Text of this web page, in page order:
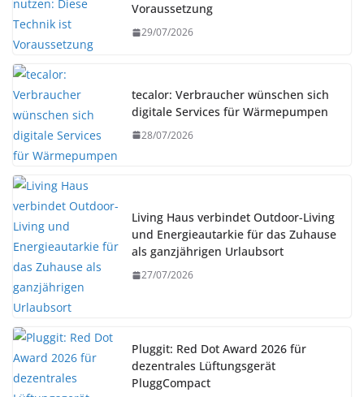
Voraussetzung
29/07/2026
tecalor: Verbraucher wünschen sich
digitale Services für Wärmepumpen
28/07/2026
Living Haus verbindet Outdoor-Living
und Energieautarkie für das Zuhause
als ganzjährigen Urlaubsort
27/07/2026
Pluggit: Red Dot Award 2026 für
dezentrales Lüftungsgerät
PluggCompact